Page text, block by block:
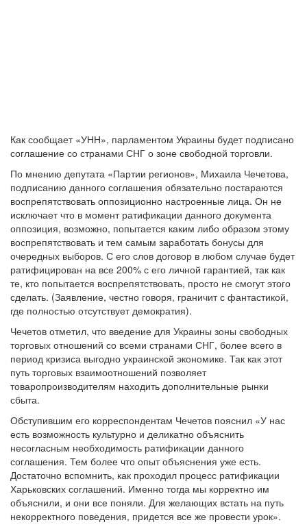
Как сообщает «УНН», парламентом Украины будет подписано
соглашение со странами СНГ о зоне свободной торговли.
По мнению депутата «Партии регионов», Михаила Чечетова,
подписанию данного соглашения обязательно постараются
воспрепятствовать оппозиционно настроенные лица. Он не
исключает что в момент ратификации данного документа
оппозиция, возможно, попытается каким либо образом этому
воспрепятствовать и тем самым заработать бонусы для
очередных выборов. С его слов договор в любом случае будет
ратифицирован на все 200% с его личной гарантией, так как
те, кто попытается воспрепятствовать, просто не смогут этого
сделать. (Заявление, честно говоря, граничит с фантастикой,
где полностью отсутствует демократия).
Чечетов отметил, что введение для Украины зоны свободных
торговых отношений со всеми странами СНГ, более всего в
период кризиса выгодно украинской экономике. Так как этот
путь торговых взаимоотношений позволяет
товаропроизводителям находить дополнительные рынки
сбыта.
Обступившим его корреспондентам Чечетов пояснил «У нас
есть возможность культурно и деликатно объяснить
несогласным необходимость ратификации данного
соглашения. Тем более что опыт объяснения уже есть.
Достаточно вспомнить, как проходил процесс ратификации
Харьковских соглашений. Именно тогда мы корректно им
объяснили, и они все поняли. Для желающих встать на путь
некорректного поведения, придется все же провести урок».